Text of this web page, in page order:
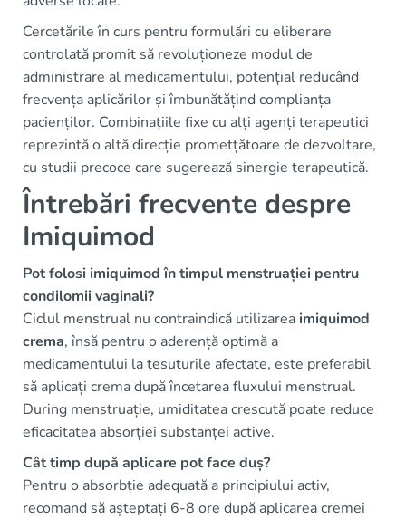
Cercetările în curs pentru formulări cu eliberare
controlată promit să revoluționeze modul de
administrare al medicamentului, potențial reducând
frecvența aplicărilor și îmbunătățind complianța
pacienților. Combinațiile fixe cu alți agenți terapeutici
reprezintă o altă direcție prometțătoare de dezvoltare,
cu studii precoce care sugerează sinergie terapeutică.
Întrebări frecvente despre
Imiquimod
Pot folosi imiquimod în timpul menstruației pentru
condilomii vaginali?
Ciclul menstrual nu contraindică utilizarea imiquimod
crema, însă pentru o aderență optimă a
medicamentului la țesuturile afectate, este preferabil
să aplicați crema după încetarea fluxului menstrual.
During menstruație, umiditatea crescută poate reduce
eficacitatea absorției substanței active.
Cât timp după aplicare pot face duș?
Pentru o absorbție adequată a principiului activ,
recomand să așteptați 6-8 ore după aplicarea cremei